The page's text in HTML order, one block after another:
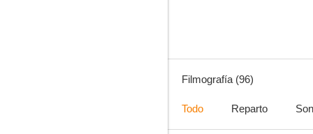
Filmografía (96)
Todo Reparto